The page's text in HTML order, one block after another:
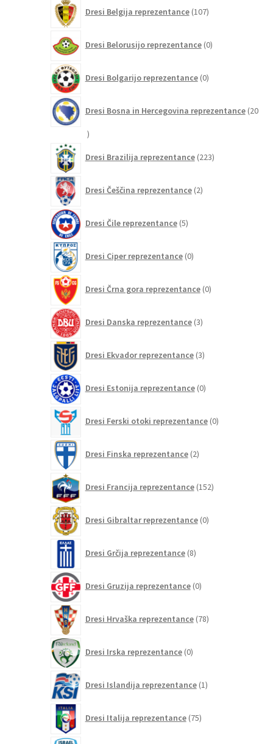
Dresi Belgija reprezentance 107izdelkov
Dresi Belorusijo reprezentance 0izdelkov
Dresi Bolgarijo reprezentance 0izdelkov
Dresi Bosna in Hercegovina reprezentance 20
20
Dresi Brazilija reprezentance 223izdelkov
Dresi Češčina reprezentance 2izdelka
Dresi Čile reprezentance 5izdelkov
Dresi Ciper reprezentance 0izdelkov
Dresi Črna gora reprezentance 0izdelkov
Dresi Danska reprezentance 3izdelki
Dresi Ekvador reprezentance 3izdelki
Dresi Estonija reprezentance 0izdelkov
Dresi Ferski otoki reprezentance 0izdelkov
Dresi Finska reprezentance 2izdelka
Dresi Francija reprezentance 152izdelkov
Dresi Gibraltar reprezentance 0izdelkov
Dresi Grčija reprezentance 8izdelkov
Dresi Gruzija reprezentance 0izdelkov
Dresi Hrvaška reprezentance 78izdelkov
Dresi Irska reprezentance 0izdelkov
Dresi Islandija reprezentance 1izdelek
Dresi Italija reprezentance 75izdelkov